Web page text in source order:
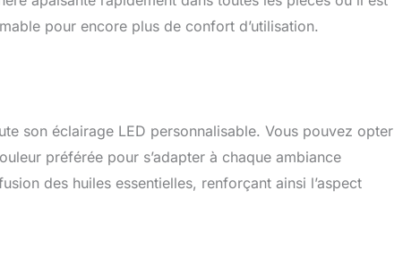
pour encore plus de confort d’utilisation.
son éclairage LED personnalisable. Vous pouvez opter
préférée pour s’adapter à chaque ambiance
des huiles essentielles, renforçant ainsi l’aspect